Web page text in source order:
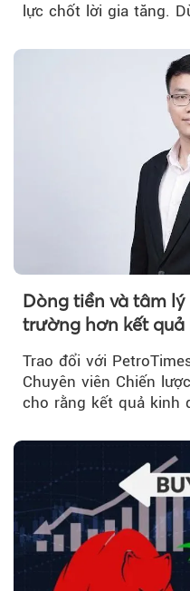
lực chốt lời gia tăng.
Dòng tiền và tâm
trường hơn kết quả
Trao đổi với
Chuyên viên Chiến
cho rằng kết quả kinh